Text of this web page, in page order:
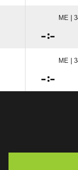
ME |
:
ME |
: